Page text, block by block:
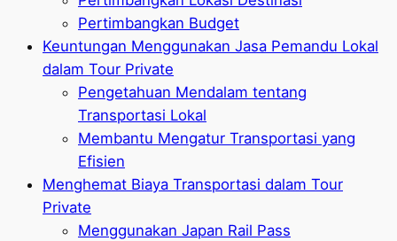
Pertimbangkan Budget
Keuntungan Menggunakan Jasa Pemandu Lokal
dalam Tour Private
Pengetahuan Mendalam tentang
Transportasi Lokal
Membantu Mengatur Transportasi yang
Efisien
Menghemat Biaya Transportasi dalam Tour
Private
Menggunakan Japan Rail Pass